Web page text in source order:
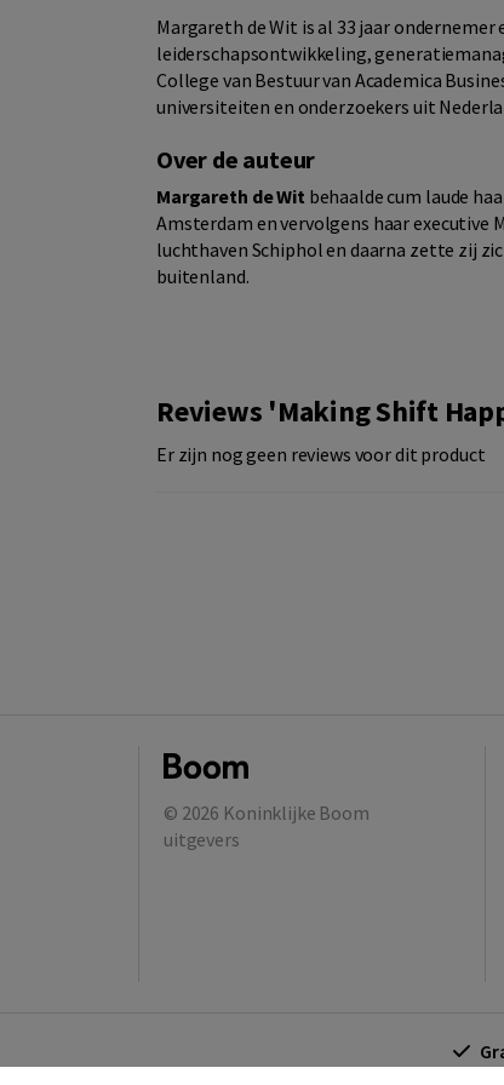
Margareth de Wit is al 33 jaar
leiderschapsontwikkeling,
College van Bestuur van Academica
universiteiten en onderzoekers uit
Over de auteur
Margareth de Wit behaalde cum laude
Amsterdam en vervolgens haar executive
luchthaven Schiphol en daarna zette zij
buitenland.
Reviews 'Making Shift
Er zijn nog geen reviews voor dit product
© 2026 Koninklijke Boom
uitgevers